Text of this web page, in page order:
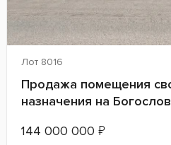
Лот 8016
Продажа помещения
назначения на
144 000 000 ₽